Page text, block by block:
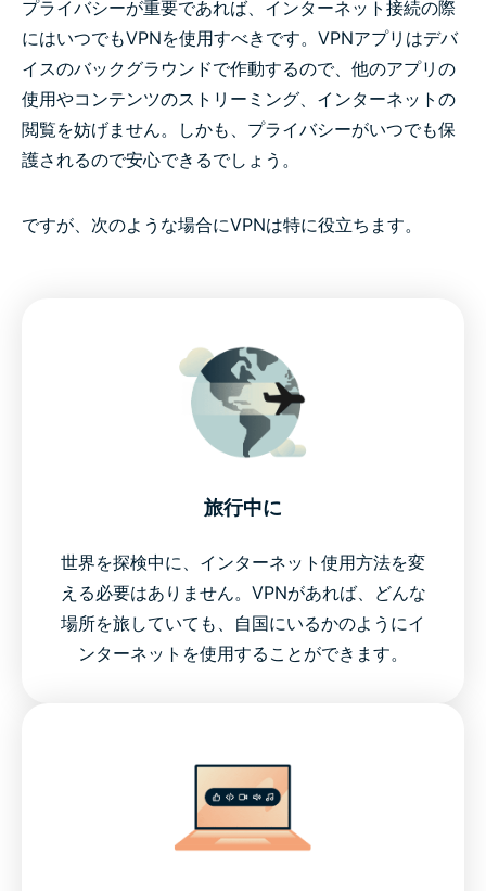
プライバシーが重要であれば、インターネット接続の際
にはいつでもVPNを使用すべきです。VPNアプリはデバ
イスのバックグラウンドで作動するので、他のアプリの
使用やコンテンツのストリーミング、インターネットの
閲覧を妨げません。しかも、プライバシーがいつでも保
護されるので安心できるでしょう。
ですが、次のような場合にVPNは特に役立ちます。
旅行中に
世界を探検中に、インターネット使用方法を変
える必要はありません。VPNがあれば、どんな
場所を旅していても、自国にいるかのようにイ
ンターネットを使用することができます。